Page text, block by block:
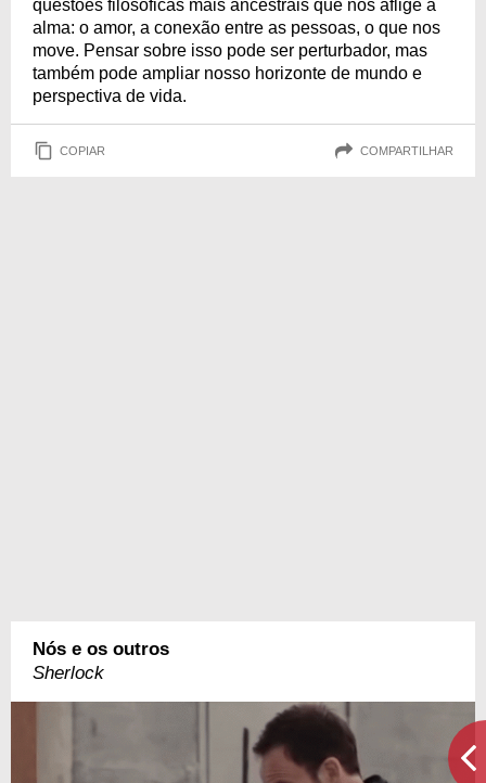
questões filosóficas mais ancestrais que nos aflige a
alma: o amor, a conexão entre as pessoas, o que nos
move. Pensar sobre isso pode ser perturbador, mas
também pode ampliar nosso horizonte de mundo e
perspectiva de vida.
COPIAR COMPARTILHAR
Nós e os outros
Sherlock